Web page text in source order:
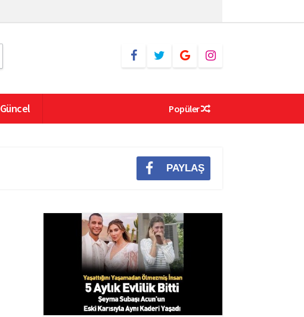
Güncel Popüler
PAYLAŞ